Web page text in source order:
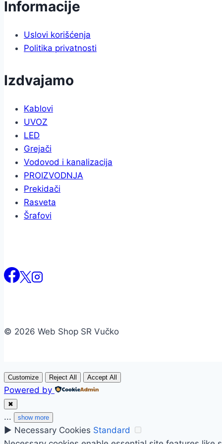
Informacije
Uslovi korišćenja
Politika privatnosti
Izdvajamo
Kablovi
UVOZ
LED
Grejači
Vodovod i kanalizacija
PROIZVODNJA
Prekidači
Rasveta
Šrafovi
© 2026 Web Shop SR Vučko
Customize Reject All Accept All
Powered by
✖
... show more
► Necessary Cookies Standard